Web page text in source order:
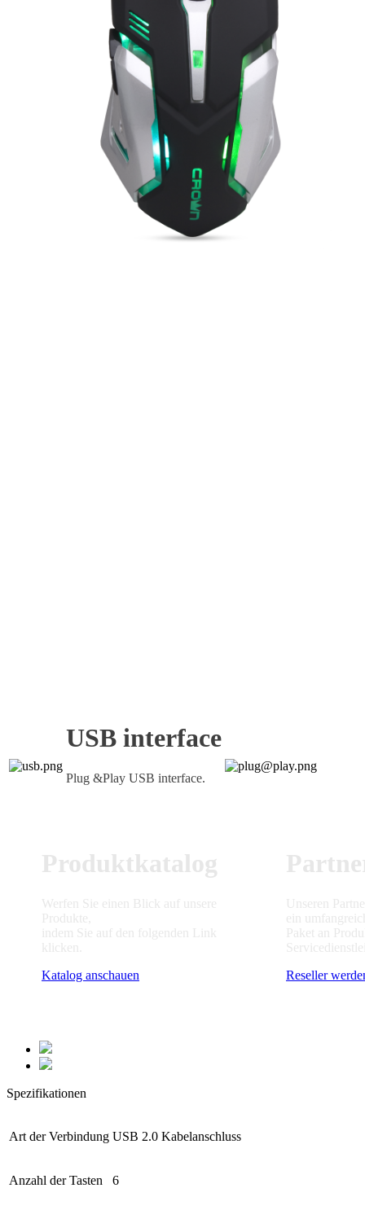
USB interface
Plug &Play USB interface.
Produktkatalog
Werfen Sie einen Blick auf unsere
Produkte,
indem Sie auf den folgenden Link
klicken.
Katalog anschauen
Unseren
ein
Paket an
Reseller
Spezifikationen
Art der Verbindung USB 2.0 Kabelanschluss
Anzahl der Tasten 6